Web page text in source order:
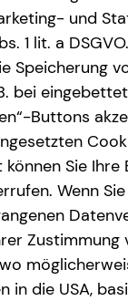
und
1 lit. a
Speicherung
bei
Buttons
können Sie
Wenn
in die USA,